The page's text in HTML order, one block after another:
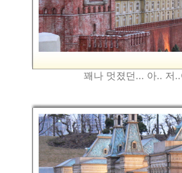
꽤나 멋졌던... 아.. 저